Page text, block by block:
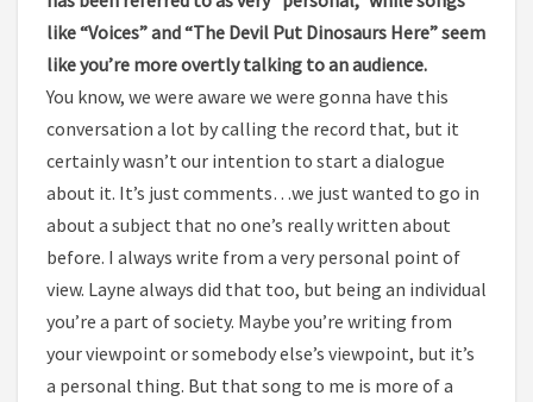
like “Voices” and “The Devil Put Dinosaurs Here” seem
like you’re more overtly talking to an audience.
You know, we were aware we were gonna have this
conversation a lot by calling the record that, but it
certainly wasn’t our intention to start a dialogue
about it. It’s just comments…we just wanted to go in
about a subject that no one’s really written about
before. I always write from a very personal point of
view. Layne always did that too, but being an individual
you’re a part of society. Maybe you’re writing from
your viewpoint or somebody else’s viewpoint, but it’s
a personal thing. But that song to me is more of a